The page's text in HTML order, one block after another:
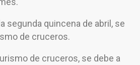
segunda quincena de abril, se
de cruceros.
de cruceros, se debe a